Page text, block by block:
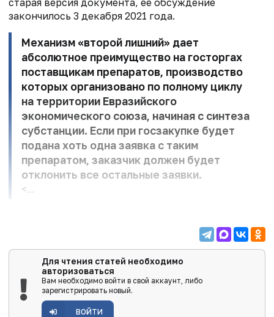
закончилось 3 декабря 2021 года.
Механизм «второй лишний» дает
абсолютное преимущество на госторгах
поставщикам препаратов, производство
которых организовано по полному циклу
на территории Евразийского
экономического союза, начиная с синтеза
субстанции. Если при госзакупке будет
подана хоть одна заявка с таким
препаратом, заказчик должен будет
отклонить все остальные заявки.
<...
Для чтения статей необходимо
авторизоваться
Вам необходимо войти в свой аккаунт, либо
зарегистрировать новый.
ВОЙТИ